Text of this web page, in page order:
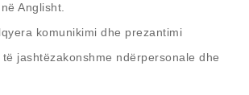
Anglisht.
komunikimi dhe prezantimi
jashtëzakonshme ndërpersonale dhe